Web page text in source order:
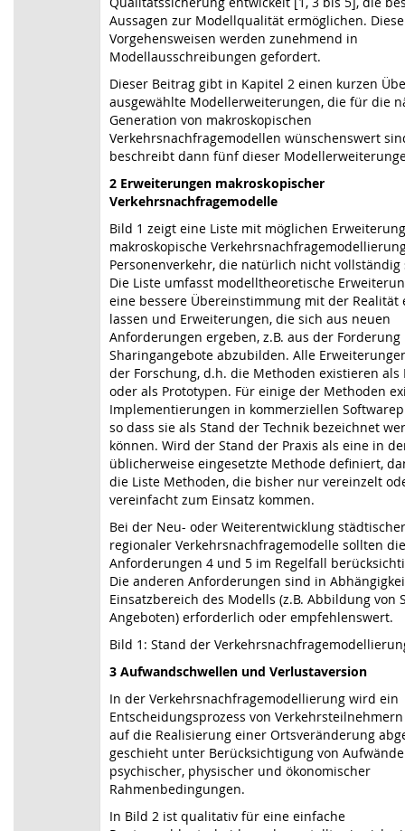
Aussagen zur Modellqualität ermöglichen. Diese
Vorgehensweisen werden zunehmend in
Modellausschreibungen gefordert.
Dieser Beitrag gibt in Kapitel 2 einen kurzen
ausgewählte Modellerweiterungen, die für die
Generation von makroskopischen
Verkehrsnachfragemodellen wünschenswert
beschreibt dann fünf dieser
2 Erweiterungen makroskopischer
Verkehrsnachfragemodelle
Bild 1 zeigt eine Liste mit möglichen
makroskopische
Personenverkehr, die natürlich nicht vollständig
Die Liste umfasst modelltheoretische
eine bessere Übereinstimmung mit der Realität
lassen und Erweiterungen, die sich aus neuen
Anforderungen ergeben, z.B. aus der Forderung
Sharingangebote abzubilden. Alle
der Forschung, d.h. die Methoden existieren als
oder als Prototypen. Für einige der Methoden
Implementierungen in kommerziellen
so dass sie als Stand der Technik bezeichnet
können. Wird der Stand der Praxis als eine in
üblicherweise eingesetzte Methode definiert,
die Liste Methoden, die bisher nur vereinzelt
vereinfacht zum Einsatz kommen.
Bei der Neu- oder Weiterentwicklung
regionaler Verkehrsnachfragemodelle sollten die
Anforderungen 4 und 5 im Regelfall
Die anderen Anforderungen sind in
Einsatzbereich des Modells (z.B. Abbildung von
Angeboten) erforderlich oder empfehlenswert.
Bild 1: Stand der
3 Aufwandschwellen und Verlustaversion
In der Verkehrsnachfragemodellierung wird ein
Entscheidungsprozess von
auf die Realisierung einer Ortsveränderung
geschieht unter Berücksichtigung von
psychischer, physischer und ökonomischer
Rahmenbedingungen.
In Bild 2 ist qualitativ für eine einfache